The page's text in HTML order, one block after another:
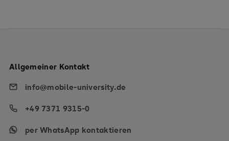
Allgemeiner Kontakt
info@mobile-university.de
+49 7371 9315-0
per WhatsApp kontaktieren